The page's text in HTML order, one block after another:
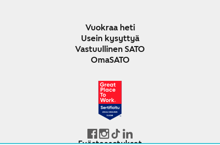
Vuokraa heti
Usein kysyttyä
Vastuullinen SATO
OmaSATO
JOULU 2024-2025
SUOMI